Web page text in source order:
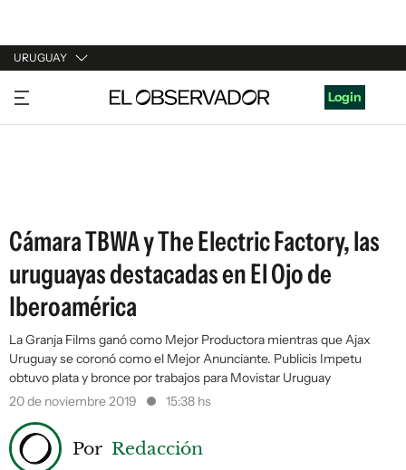
URUGUAY
URUGUAY
ARGENTINA
Login
Cámara TBWA y The Electric Factory, las
uruguayas destacadas en El Ojo de
Iberoamérica
La Granja Films ganó como Mejor Productora mientras que Ajax
Uruguay se coronó como el Mejor Anunciante. Publicis Impetu
obtuvo plata y bronce por trabajos para Movistar Uruguay
20 de noviembre 2019
15:38 hs
Por Redacción